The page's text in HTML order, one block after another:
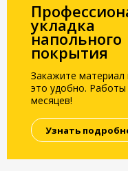
укладка
напольного
покрытия
Закажите
это удобно. Работы
месяцев!
Узнать